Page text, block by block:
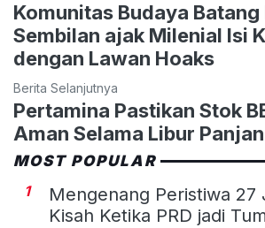
Komunitas Budaya Batang
Sembilan ajak Milenial Isi
dengan Lawan Hoaks
Berita Selanjutnya
Pertamina Pastikan Stok
Aman Selama Libur
MOST POPULAR
1
Mengenang Peristiwa 27
Kisah Ketika PRD jadi